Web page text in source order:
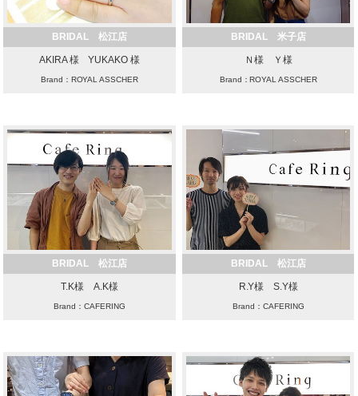
BRIDAL 松江店
AKIRA 様 YUKAKO 様
Brand：ROYAL ASSCHER
BRIDAL 米子店
Ｎ様 Ｙ様
Brand：ROYAL ASSCHER
BRIDAL 松江店
T.K様 A.K様
Brand：CAFERING
BRIDAL 松江店
R.Y様 S.Y様
Brand：CAFERING